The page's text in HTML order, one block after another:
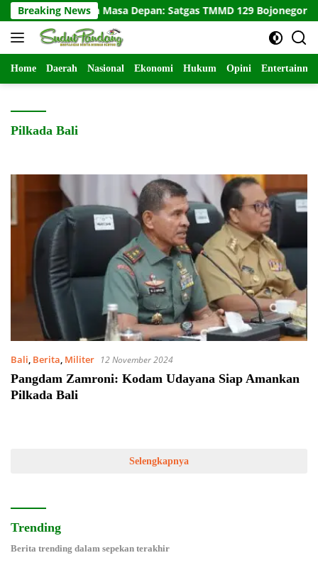
Langsung
ke
konten
Breaking NewsMasa Depan: Satgas TMMD 129 Bojonegoro dan
Home Daerah Nasional Ekonomi Hukum Opini
Pilkada Bali
Bali, Berita, Militer 12 November 2024
Pangdam Zamroni: Kodam Udayana Siap Amankan
Pilkada Bali
Selengkapnya
Trending
Berita trending dalam sepekan terakhir